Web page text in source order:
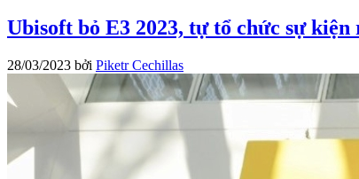
Ubisoft bỏ E3 2023, tự tổ chức sự
28/03/2023 bởi Piketr Cechillas